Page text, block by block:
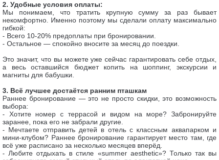
2. Удобные условия оплаты:
Мы понимаем, что тратить крупную сумму за раз бывает
некомфортно. Именно поэтому мы сделали оплату максимально
гибкой:
- Всего 10-20% предоплаты при бронировании.
- Остальное — спокойно вносите за месяц до поездки.
Это значит, что вы можете уже сейчас гарантировать себе отдых,
а весь оставшийся бюджет копить на шоппинг, экскурсии и
магниты для бабушки.
3. Всё лучшее достаётся ранним пташкам
Раннее бронирование — это не просто скидки, это возможность
выбора:
- Хотите номер с террасой и видом на море? Забронируйте
заранее, пока его не забрали другие.
- Мечтаете отправить детей в отель с классным аквапарком и
мини-клубом? Раннее бронирование гарантирует место там, где
всё уже расписано за несколько месяцев вперёд.
- Любите отдыхать в стиле «summer aesthetic»? Только так вы